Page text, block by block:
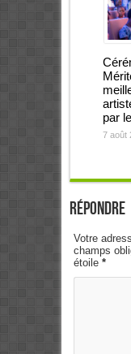
par
7 août
Répondre
Votre
champs
étoile *